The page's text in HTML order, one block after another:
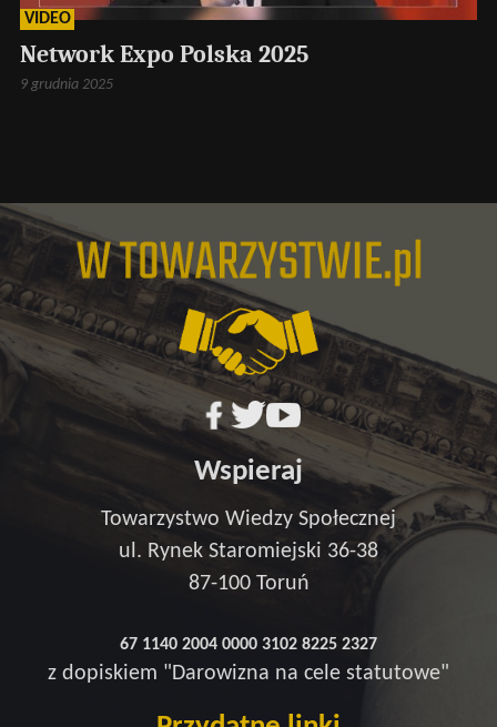
VIDEO
Network Expo Polska 2025
9 grudnia 2025
Wspieraj
Towarzystwo Wiedzy Społecznej
ul. Rynek Staromiejski 36-38
87-100 Toruń
67 1140 2004 0000 3102 8225 2327
z dopiskiem "Darowizna na cele statutowe"